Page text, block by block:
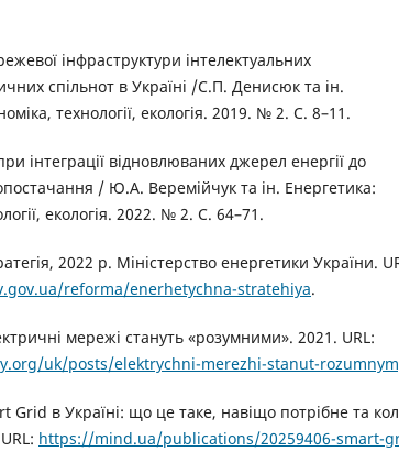
інфраструктури інтелектуальних
спільнот в Україні /С.П. Денисюк та ін.
технології, екологія. 2019. № 2. С. 8–11.
інтеграції відновлюваних джерел енергії до
/ Ю.А. Веремійчук та ін. Енергетика:
екологія. 2022. № 2. С. 64–71.
2022 р. Міністерство енергетики України.
reforma/enerhetychna-stratehiya.
мережі стануть «розумними». 2021. URL:
uk/posts/elektrychni-merezhi-stanut-
Grid в Україні: що це таке, навіщо потрібне та
https://mind.ua/publications/20259406-smart-